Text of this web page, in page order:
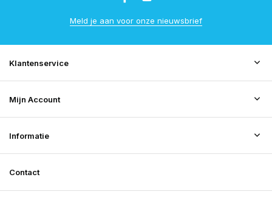
Meld je aan voor onze nieuwsbrief
Klantenservice
Mijn Account
Informatie
Contact